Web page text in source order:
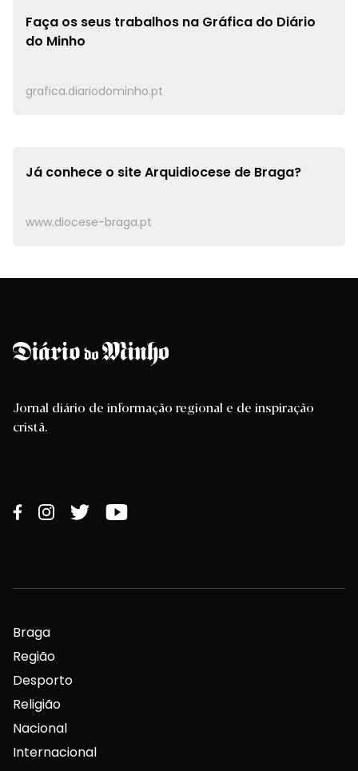
Faça os seus trabalhos na Gráfica do Diário
do Minho
grafica.diariodominho.pt
Já conhece o siteArquidiocese de Braga?
www.diocese-braga.pt
Jornal diário de informação regional e de inspiração
cristã.
Braga
Região
Desporto
Religião
Nacional
Internacional